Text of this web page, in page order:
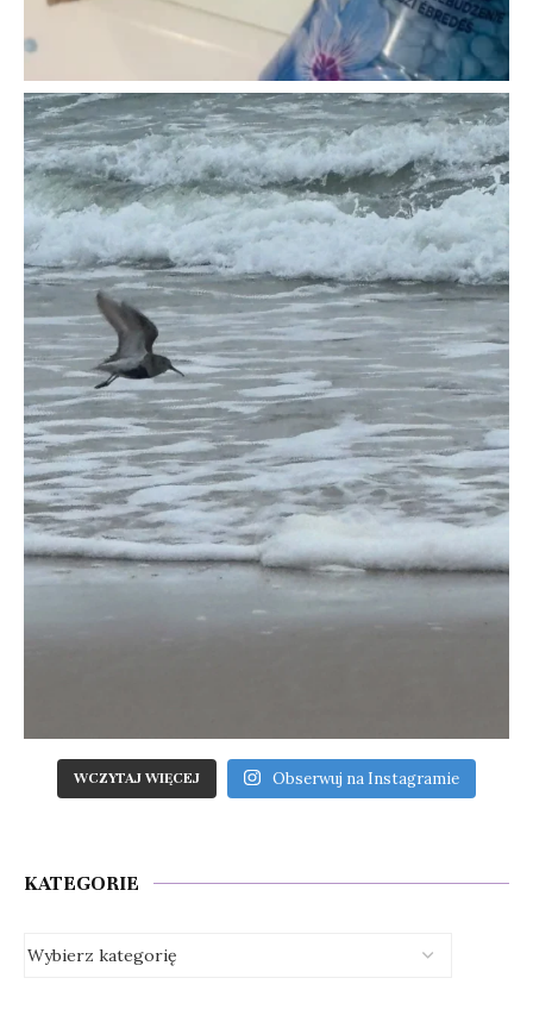
WCZYTAJ WIĘCEJ Obserwuj na Instagramie
KATEGORIE